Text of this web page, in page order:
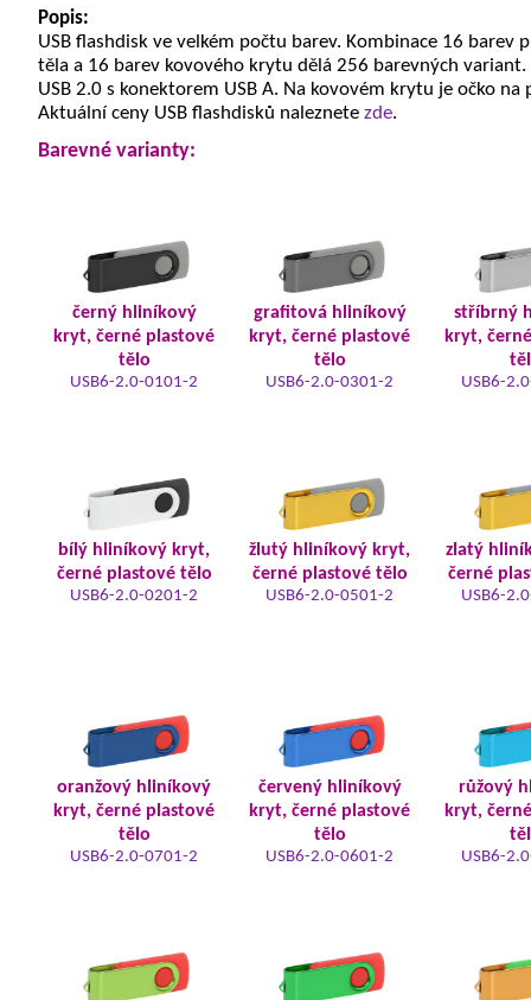
Popis:
USB flashdisk ve velkém počtu barev. Kombinace 16 barev
těla a 16 barev kovového krytu dělá 256 barevných variant.
USB 2.0 s konektorem USB A. Na kovovém krytu je očko na
Aktuální ceny USB flashdisků naleznete zde.
Barevné varianty:
černý hliníkový
kryt, černé plastové
tělo
USB6-2.0-0101-2
grafitová hliníkový
kryt, černé plastové
tělo
USB6-2.0-0301-2
stříbrný
kryt,
USB6-
bílý hliníkový kryt,
černé plastové tělo
USB6-2.0-0201-2
žlutý hliníkový kryt,
černé plastové tělo
USB6-2.0-0501-2
zlatý
černé
USB6-
oranžový hliníkový
kryt, černé plastové
tělo
USB6-2.0-0701-2
červený hliníkový
kryt, černé plastové
tělo
USB6-2.0-0601-2
růžový
kryt,
USB6-